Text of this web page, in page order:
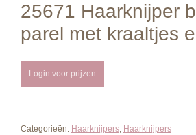
25671 Haarknijper
parel met kraaltjes
Login voor prijzen
Categorieën: Haarknijpers, Haarknijpers